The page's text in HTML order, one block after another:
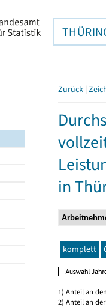
Zurück |
in
komplett
1) Anteil an
2) Anteil an